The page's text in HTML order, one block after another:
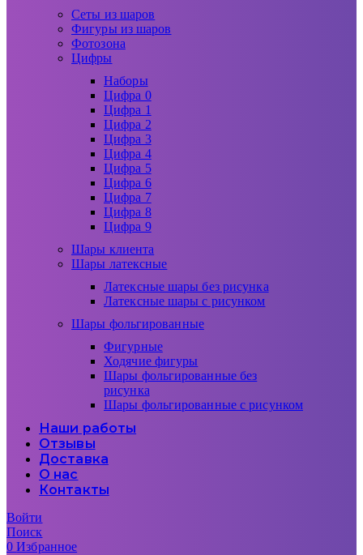
Сеты из шаров
Фигуры из шаров
Фотозона
Цифры
Наборы
Цифра 0
Цифра 1
Цифра 2
Цифра 3
Цифра 4
Цифра 5
Цифра 6
Цифра 7
Цифра 8
Цифра 9
Шары клиента
Шары латексные
Латексные шары без рисунка
Латексные шары с рисунком
Шары фольгированные
Фигурные
Ходячие фигуры
Шары фольгированные без
рисунка
Шары фольгированные с рисунком
Наши работы
Отзывы
Доставка
О нас
Контакты
Войти
Поиск
0Избранное